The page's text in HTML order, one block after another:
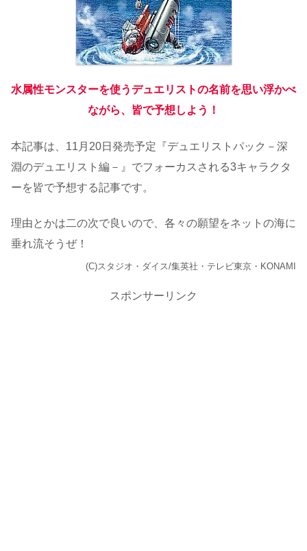
水属性モンスターを使うデュエリストの名前を思い浮かべ
ながら、皆で予想しよう！
本記事は、11月20日発売予定『デュエリストパック－深
淵のデュエリスト編－』でフォーカスされる3キャラクタ
ーを皆で予想する記事です。
理由とかは二の次で良いので、各々の願望をネットの海に
垂れ流そうぜ！
(C)スタジオ・ダイス/集英社・テレビ東京・KONAMI
スポンサーリンク